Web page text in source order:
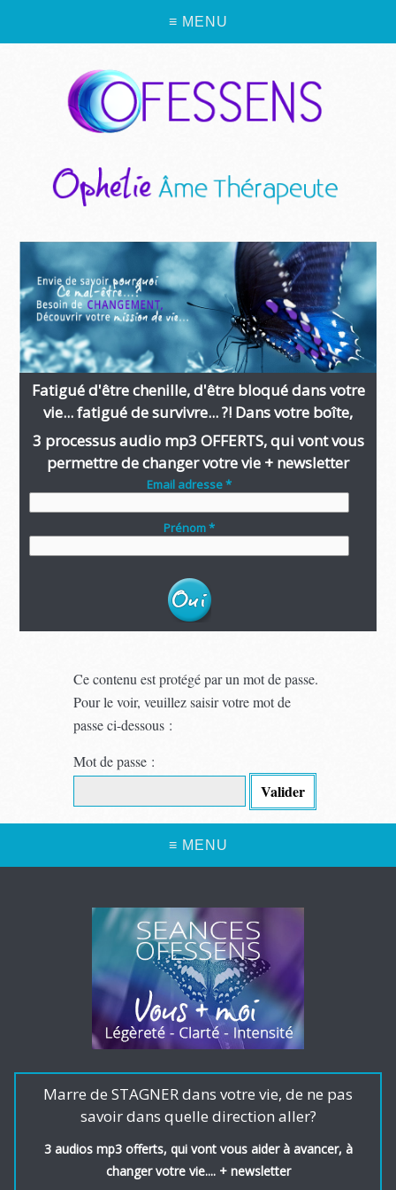
≡ MENU
Fatigué d'être chenille, d'être bloqué dans votre
vie... fatigué de survivre... ?! Dans votre boîte,
3 processus audio mp3 OFFERTS, qui vont vous
permettre de changer votre vie + newsletter
Email adresse *
Prénom *
Ce contenu est protégé par un mot de passe.
Pour le voir, veuillez saisir votre mot de
passe ci-dessous :
Mot de passe :
≡ MENU
Marre de STAGNER dans votre vie, de ne pas
savoir dans quelle direction aller?
3 audios mp3 offerts, qui vont vous aider à avancer, à
changer votre vie.... + newsletter